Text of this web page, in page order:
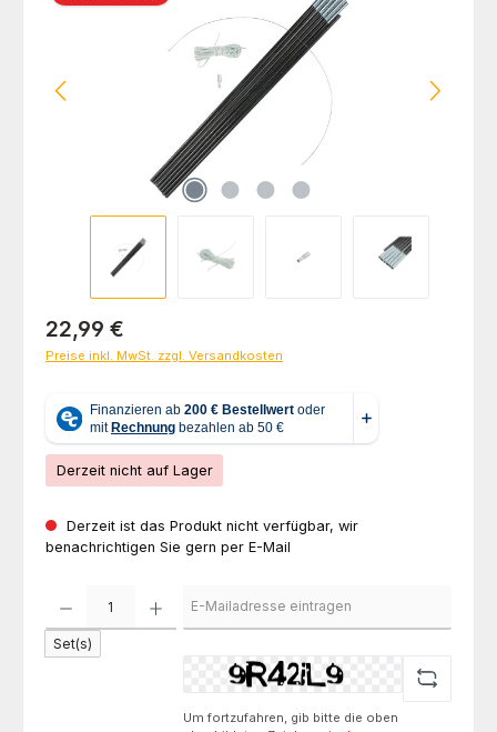
Regulärer Preis:
22,99 €
Preise inkl. MwSt. zzgl. Versandkosten
Derzeit nicht auf Lager
Derzeit ist das Produkt nicht verfügbar, wir
benachrichtigen Sie gern per E-Mail
Set(s)
Um fortzufahren, gib bitte die oben